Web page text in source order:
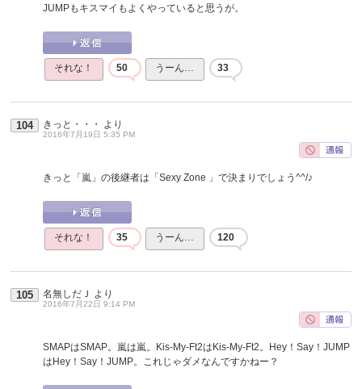
JUMPもキスマイもよくやっていると思うが。
それな！ 50 うーん… 33
104 きっと・・・ より
2016年7月19日 5:35 PM
きっと「嵐」の後継者は「Sexy Zone 」で決まりでしょう^^/♪
それな！ 35 うーん… 120
105 名無しだＪ より
2016年7月22日 9:14 PM
SMAPはSMAP。嵐は嵐。Kis-My-Ft2はKis-My-Ft2。Hey！Say！JUMP
はHey！Say！JUMP。これじゃダメなんですかねー？